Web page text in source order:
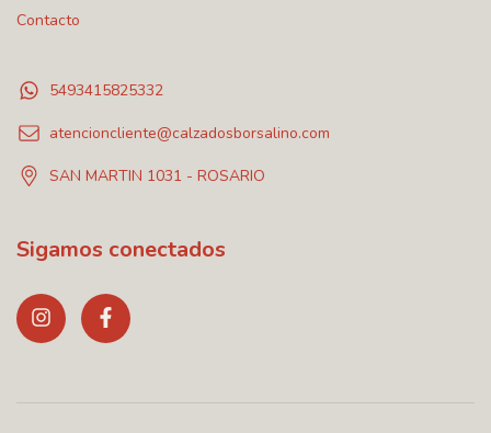
Contacto
5493415825332
atencioncliente@calzadosborsalino.com
SAN MARTIN 1031 - ROSARIO
Sigamos conectados